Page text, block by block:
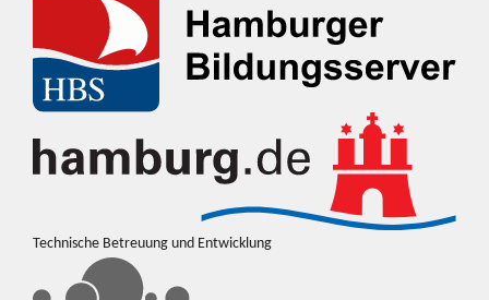
Technische Betreuung und Entwicklung